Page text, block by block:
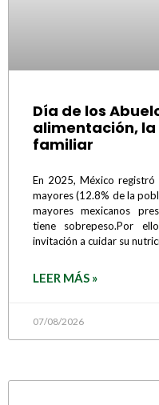
Día de los
alimentación,
familiar
En 2025, México
mayores (12.8% de la
mayores mexicanos
tiene sobrepeso.Por
invitación a cuidar su
LEER MÁS »
07/08/2026